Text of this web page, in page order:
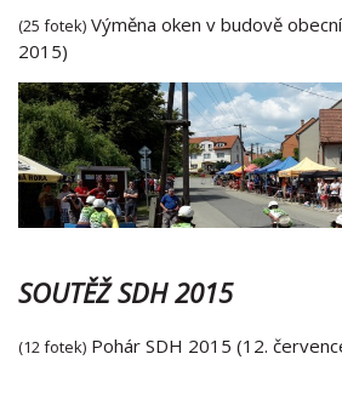
(25 fotek) Výměna oken v budově
2015)
SOUTĚŽ SDH 2015
(12 fotek) Pohár SDH 2015 (12.